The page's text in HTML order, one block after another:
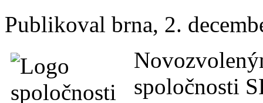
Publikoval brna, 2.
spoločnosti